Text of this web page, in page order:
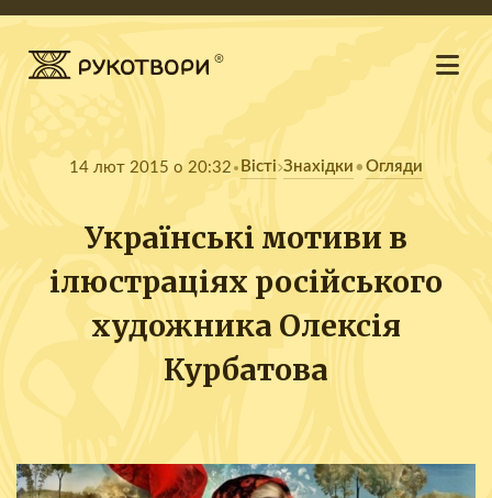
14 лют 2015 о 20:32 Вісті Знахідки • Огляди
Українські мотиви в
ілюстраціях російського
художника Олексія
Курбатова